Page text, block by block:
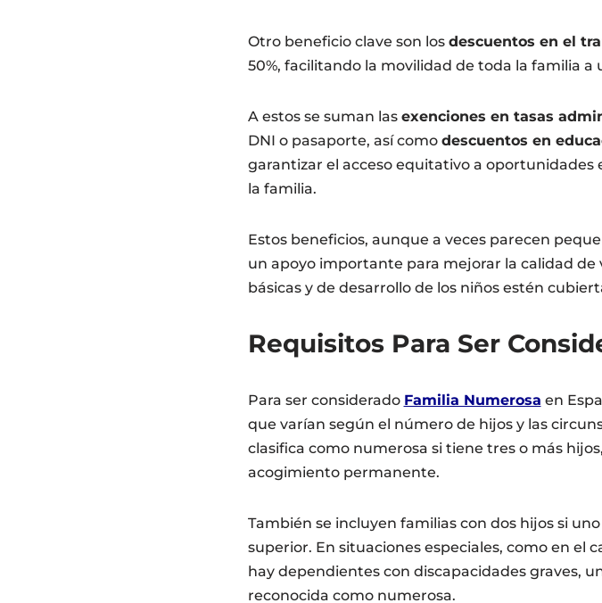
Otro beneficio clave son los descuentos en el
50%, facilitando la movilidad de toda la familia a
A estos se suman las exenciones en tasas
DNI o pasaporte, así como descuentos en
garantizar el acceso equitativo a oportunidades
la familia.
Estos beneficios, aunque a veces parecen
un apoyo importante para mejorar la calidad de
básicas y de desarrollo de los niños estén
Requisitos Para Ser
Para ser considerado Familia Numerosa en
que varían según el número de hijos y las
clasifica como numerosa si tiene tres o más
acogimiento permanente.
También se incluyen familias con dos hijos si
superior. En situaciones especiales, como en el
hay dependientes con discapacidades graves,
reconocida como numerosa.